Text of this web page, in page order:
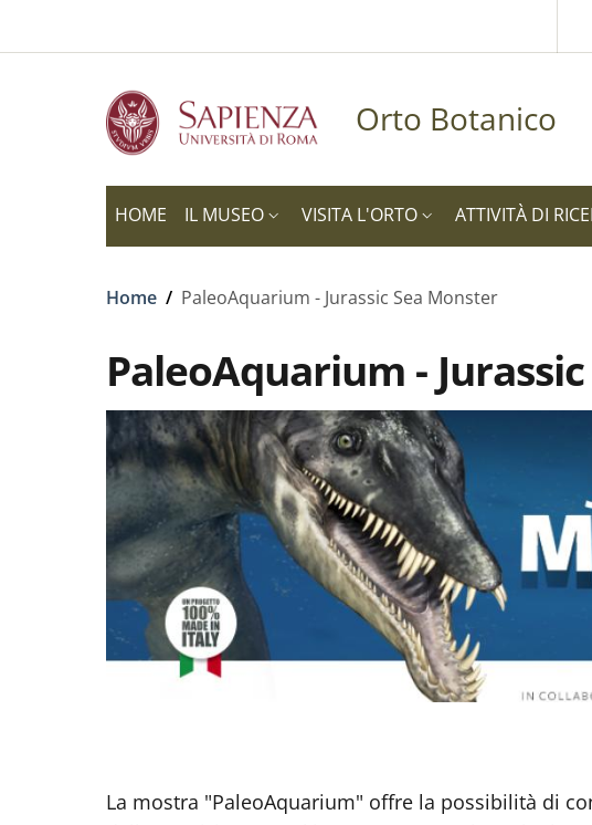
Orto Botanico
HOME IL MUSEO VISITA L'ORTO ATTIVITÀ DI
Briciole di pane
Home / PaleoAquarium - Jurassic Sea Monster
PaleoAquarium -
La mostra "PaleoAquarium" offre la possibilità di